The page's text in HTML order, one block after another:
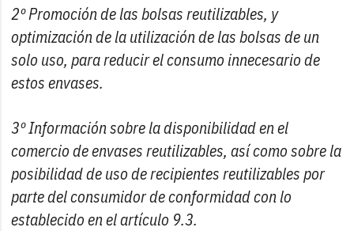
2º Promoción de las bolsas reutilizables, y
optimización de la utilización de las bolsas de un
solo uso, para reducir el consumo innecesario de
estos envases.
3º Información sobre la disponibilidad en el
comercio de envases reutilizables, así como sobre la
posibilidad de uso de recipientes reutilizables por
parte del consumidor de conformidad con lo
establecido en el artículo 9.3.